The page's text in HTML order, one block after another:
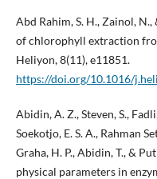
Abd Rahim, S. H., Zainol,
of chlorophyll extraction
Heliyon, 8(11), e11851.
https://doi.org/10.1016/
Abidin, A. Z., Steven, S.,
Soekotjo, E. S. A., Rahman
Graha, H. P., Abidin, T., &
physical parameters in